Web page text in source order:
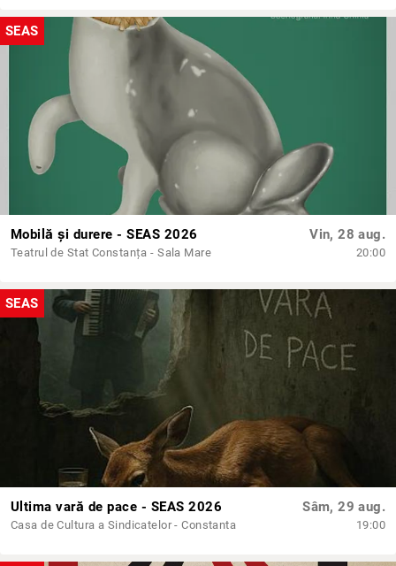
SEAS
Mobilă și durere - SEAS 2026
Teatrul de Stat Constanța - Sala Mare
Vin, 28 aug.
20:00
SEAS
Ultima vară de pace - SEAS 2026
Casa de Cultura a Sindicatelor - Constanta
Sâm, 29 aug.
19:00